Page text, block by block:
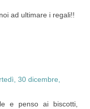
ad ultimare i regali!!
30 dicembre,
e penso ai biscotti,